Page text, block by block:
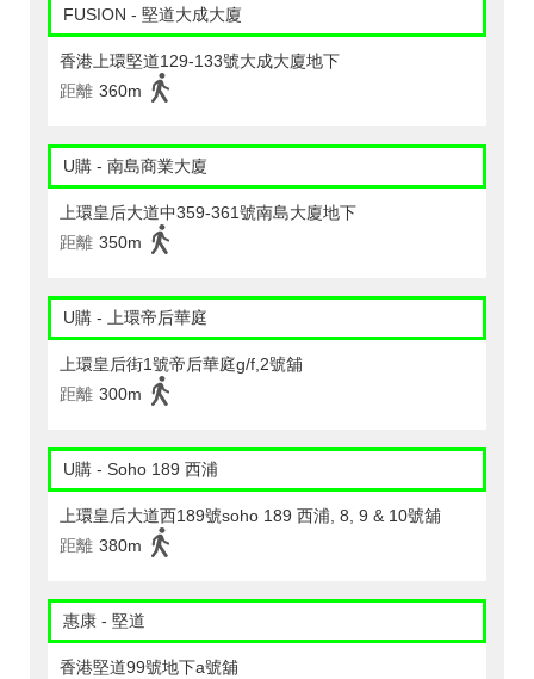
FUSION - 堅道大成大廈
香港上環堅道129-133號大成大廈地下
距離 360m
U購 - 南島商業大廈
上環皇后大道中359-361號南島大廈地下
距離 350m
U購 - 上環帝后華庭
上環皇后街1號帝后華庭g/f,2號舖
距離 300m
U購 - Soho 189 西浦
上環皇后大道西189號soho 189 西浦, 8, 9 & 10號舖
距離 380m
惠康 - 堅道
香港堅道99號地下a號舖